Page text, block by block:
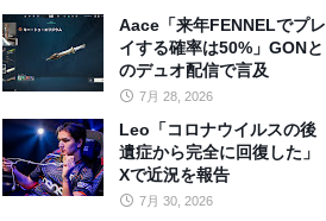
Aace「来年FENNELでプレ
イする確率は50%」GONと
のデュオ配信で言及
7月 28, 2026
Leo「コロナウイルスの後
遺症から完全に回復した」
Xで近況を報告
7月 30, 2026